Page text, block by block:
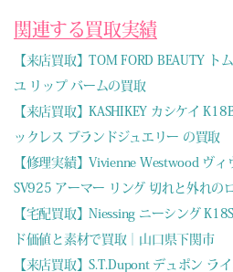
関連する買取実績
【来店買取】TOM FORD BEAUTY ト
ユ リップ バームの買取
【来店買取】KASHIKEY カシケイ
ックレス ブランドジュエリー の買取
【修理実績】Vivienne Westwood ヴ
SV925 アーマー リング 切れと外れの
【宅配買取】Niessing ニーシング
ド価値と素材で買取｜山口県下関市
【来店買取】S.T.Dupont デュポン ラ